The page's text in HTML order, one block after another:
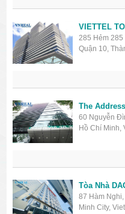
VIETTEL
285 Hẻm
Quận 10,
The Address
60 Nguyễn
Hồ Chí Minh,
Tòa Nhà
87 Hàm
Minh City,